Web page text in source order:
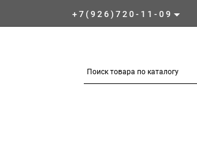
+7(926)720-11-09